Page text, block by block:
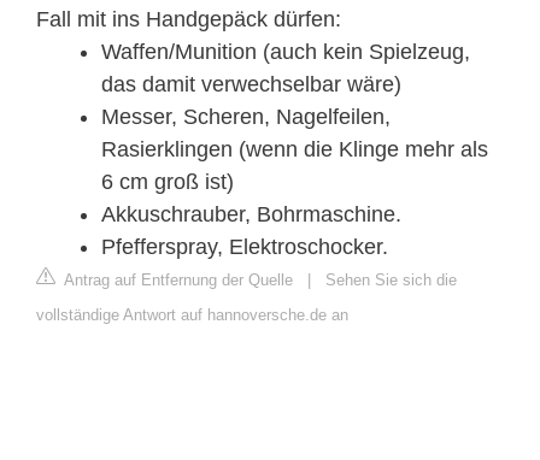
Fall mit ins Handgepäck dürfen:
Waffen/Munition (auch kein Spielzeug,
das damit verwechselbar wäre)
Messer, Scheren, Nagelfeilen,
Rasierklingen (wenn die Klinge mehr als
6 cm groß ist)
Akkuschrauber, Bohrmaschine.
Pfefferspray, Elektroschocker.
Antrag auf Entfernung der Quelle | Sehen Sie sich die
vollständige Antwort auf hannoversche.de an